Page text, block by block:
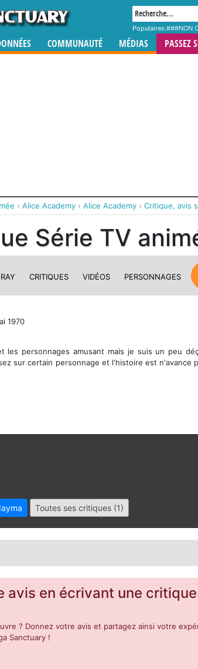
Populaires:###NON
COMMUNAUTÉ MÉDIAS PASSEZ
› Alice Academy › Alice Academy › Critique, avis
Série TV
CRITIQUES VIDÉOS PERSONNAGES
1970
les personnages amusant mais je suis un peu
sur certain personnage et l'histoire est n'avance
Toutes ses critiques (1)
avis en écrivant une critique
? Donnez votre avis et partagez ainsi votre
Sanctuary !